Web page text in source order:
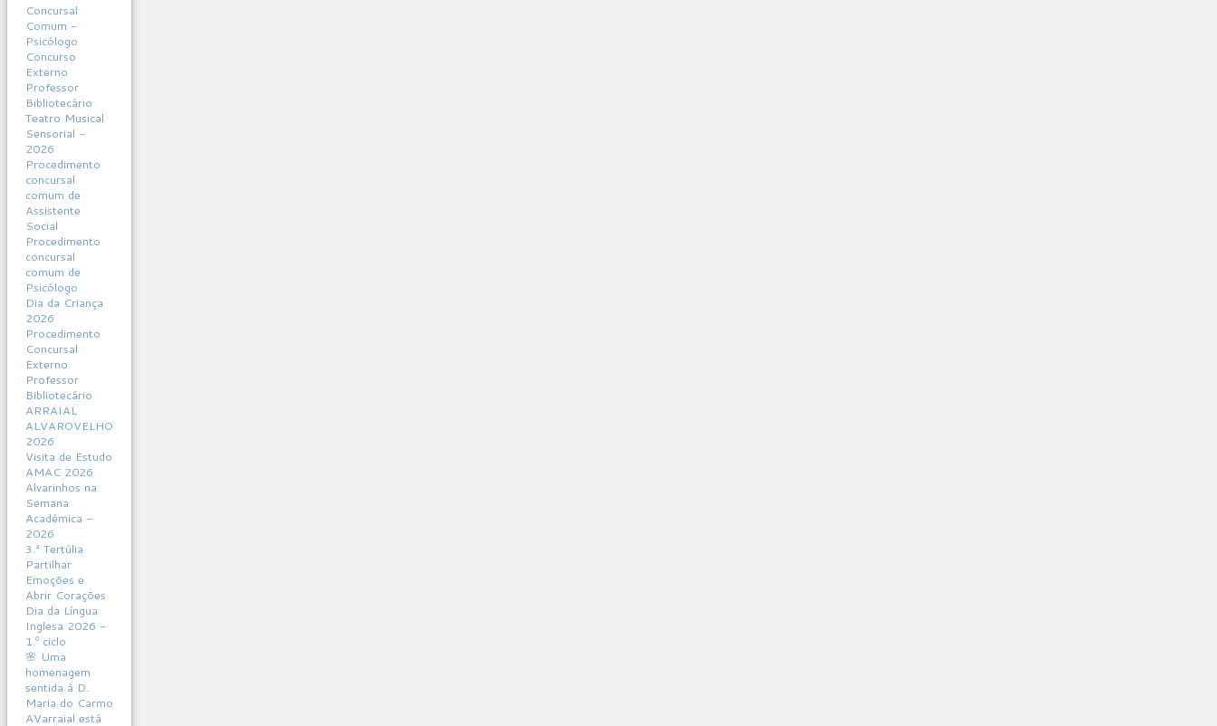
Concursal
Comum -
Psicólogo
Concurso
Externo
Professor
Bibliotecário
Teatro Musical
Sensorial -
2026
Procedimento
concursal
comum de
Assistente
Social
Procedimento
concursal
comum de
Psicólogo
Dia da Criança
2026
Procedimento
Concursal
Externo
Professor
Bibliotecário
ARRAIAL
ALVAROVELHO
2026
Visita de Estudo
AMAC 2026
Alvarinhos na
Semana
Académica -
2026
3.ª Tertúlia
Partilhar
Emoções e
Abrir Corações
Dia da Língua
Inglesa 2026 -
1.º ciclo
🌸 Uma
homenagem
sentida à D.
Maria do Carmo
AVarraial está